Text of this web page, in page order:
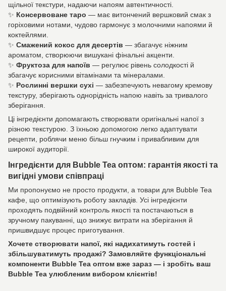
щільної текстури, надаючи напоям автентичності.
✨ Консервоване таро — має витончений вершковий смак з
горіховими нотами, чудово гармонує з молочними напоями й
коктейлями.
✨ Смажений кокос для десертів — збагачує ніжним
ароматом, створюючи вишукані фінальні акценти.
✨ Фруктоза для напоїв — регулює рівень солодкості й
збагачує корисними вітамінами та мінералами.
✨ Рослинні вершки сухі — забезпечують невагому кремову
текстуру, зберігають однорідність напою навіть за тривалого
зберігання.
Ці інгредієнти допомагають створювати оригінальні напої з
різною текстурою. З їхньою допомогою легко адаптувати
рецепти, роблячи меню більш гнучким і привабливим для
широкої аудиторії.
Інгредієнти для Bubble Tea оптом: гарантія якості та
вигідні умови співпраці
Ми пропонуємо не просто продукти, а товари для Bubble Tea
кафе, що оптимізують роботу закладів. Усі інгредієнти
проходять подвійний контроль якості та постачаються в
зручному пакуванні, що знижує витрати на зберігання й
пришвидшує процес приготування.
Хочете створювати напої, які надихатимуть гостей і
збільшуватимуть продажі? Замовляйте функціональні
компоненти Bubble Tea оптом вже зараз — і зробіть ваш
Bubble Tea улюбленим вибором клієнтів!